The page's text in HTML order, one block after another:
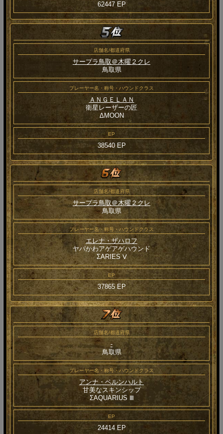
62447 EP
店舗名/都道府県
サープラ鳥取＠木曜２クレ
鳥取県
プレーヤー名・称号・ハウンドクラス
ＡＮＧＥＬＡＮ
衛星レーザーの匠
ΔMOON
EP
38540 EP
店舗名/都道府県
サープラ鳥取＠木曜２クレ
鳥取県
プレーヤー名・称号・ハウンドクラス
エレナ・ザハロフ
ヤバかわアゲアゲハウンド
ΣARIES Ⅴ
EP
37865 EP
店舗名/都道府県
-
鳥取県
プレーヤー名・称号・ハウンドクラス
アンナ・ベルンハルト
甘美なスキンシップ
ΣAQUARIUS Ⅲ
EP
24414 EP